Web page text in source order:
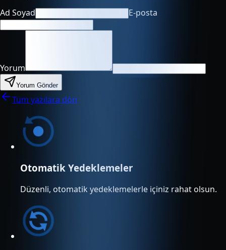
Ad Soyad
E-posta
Yorum
Yorum Gönder
Tüm yazılara dön
Otomatik Yedeklemeler
Düzenli, otomatik yedeklemelerle içiniz rahat olsun.